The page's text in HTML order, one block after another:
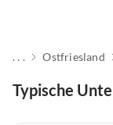
. . . Ostfriesland
Typische